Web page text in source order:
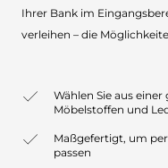
Ihrer Bank im
verleihen – die
Wählen Sie aus
Möbelstoffen und
Maßgefertigt, um
passen